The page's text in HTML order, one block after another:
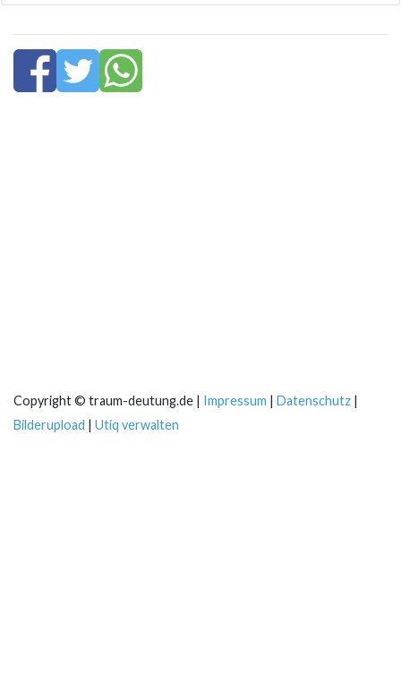
Copyright © traum-deutung.de | Impressum | Datenschutz |
Bilderupload | Utiq verwalten